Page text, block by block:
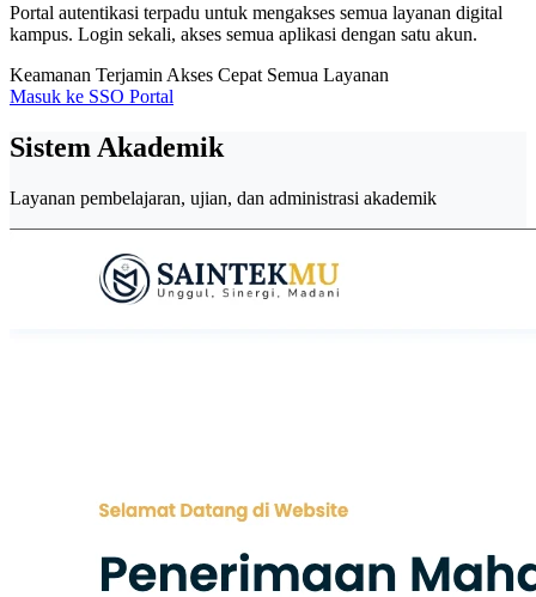
Portal autentikasi terpadu untuk mengakses semua layanan digital
kampus. Login sekali, akses semua aplikasi dengan satu akun.
Keamanan Terjamin Akses Cepat Semua Layanan
Masuk ke SSO Portal
Sistem Akademik
Layanan pembelajaran, ujian, dan administrasi akademik